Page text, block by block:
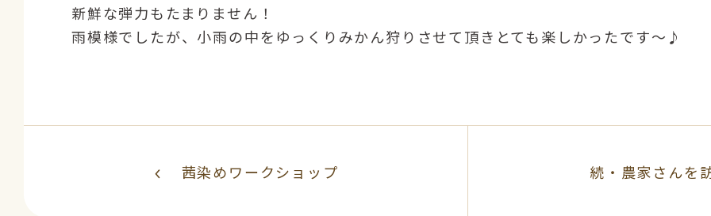
新鮮な弾力もたまりません！
雨模様でしたが、小雨の中をゆっくりみかん狩りさせて頂きとても楽しかったです〜♪
茜染めワークショップ 続・農家さんを